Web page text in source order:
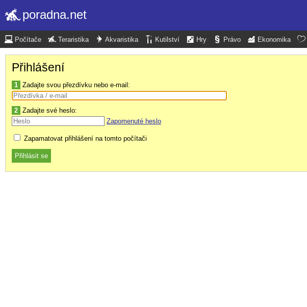
poradna.net
Počítače Teraristika Akvaristika Kutilství Hry Právo Ekonomika
Přihlášení
1 Zadajte svou přezdívku nebo e-mail:
2 Zadajte své heslo:
Zapomenuté heslo
Zapamatovat přihlášení na tomto počítači